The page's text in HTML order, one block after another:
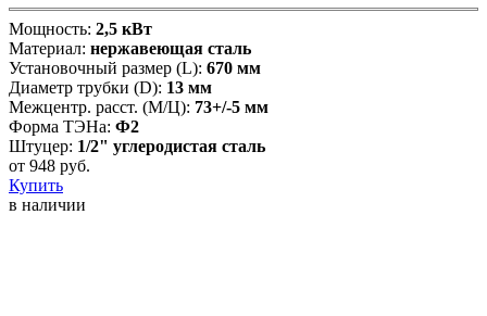
Мощность: 2,5 кВт
Материал: нержавеющая сталь
Установочный размер (L): 670 мм
Диаметр трубки (D): 13 мм
Межцентр. расст. (М/Ц): 73+/-5 мм
Форма ТЭНа: Ф2
Штуцер: 1/2" углеродистая сталь
от 948 руб.
Купить
в наличии